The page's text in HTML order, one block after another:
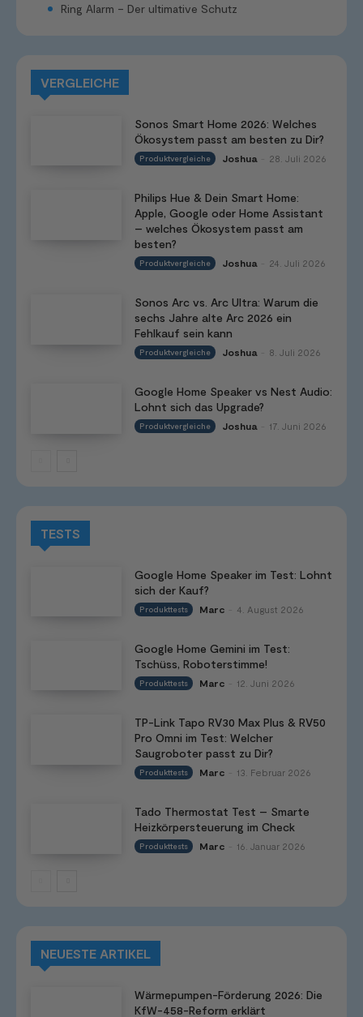
Ring Alarm – Der ultimative Schutz
VERGLEICHE
Sonos Smart Home 2026: Welches
Ökosystem passt am besten zu Dir?
Produktvergleiche Joshua 28. Juli 2026
Philips Hue & Dein Smart Home:
Apple, Google oder Home Assistant
– welches Ökosystem passt am
besten?
Produktvergleiche Joshua 24. Juli 2026
Sonos Arc vs. Arc Ultra: Warum die
sechs Jahre alte Arc 2026 ein
Fehlkauf sein kann
Produktvergleiche Joshua 8. Juli 2026
Google Home Speaker vs Nest Audio:
Lohnt sich das Upgrade?
Produktvergleiche Joshua 17. Juni 2026
TESTS
Google Home Speaker im Test: Lohnt
sich der Kauf?
Produkttests Marc 4. August 2026
Google Home Gemini im Test:
Tschüss, Roboterstimme!
Produkttests Marc 12. Juni 2026
TP-Link Tapo RV30 Max Plus & RV50
Pro Omni im Test: Welcher
Saugroboter passt zu Dir?
Produkttests Marc 13. Februar 2026
Tado Thermostat Test – Smarte
Heizkörpersteuerung im Check
Produkttests Marc 16. Januar 2026
NEUESTE ARTIKEL
Wärmepumpen-Förderung 2026: Die
KfW-458-Reform erklärt